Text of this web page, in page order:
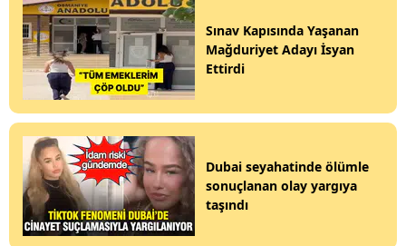
Sınav Kapısında Yaşanan
Mağduriyet Adayı İsyan
Ettirdi
Dubai seyahatinde ölümle
sonuçlanan olay yargıya
taşındı